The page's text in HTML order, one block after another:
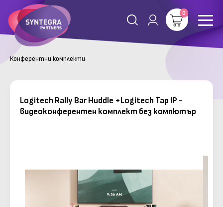
0
Конферентни комплекти
Logitech Rally Bar Huddle +Logitech Tap IP -
видеоконферентен комплект без компютър